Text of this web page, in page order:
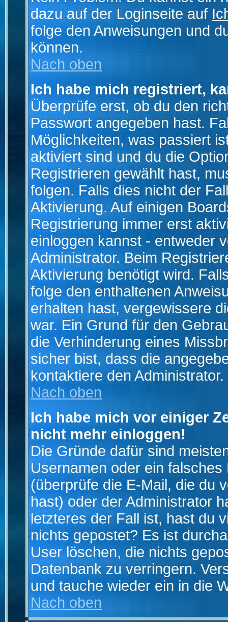
dazu auf der Loginseite auf
folge den Anweisungen und
können.
Nach oben
Ich habe mich registriert,
Überprüfe erst, ob du den
Passwort angegeben hast.
Möglichkeiten, was passiert
aktiviert sind und du die
Registrieren gewählt hast,
folgen. Falls dies nicht der
Aktivierung. Auf einigen
Registrierung immer erst
einloggen kannst - entweder
Administrator. Beim
Aktivierung benötigt wird.
folge den enthaltenen
erhalten hast, vergewissere
war. Ein Grund für den
die Verhinderung eines
sicher bist, dass die
kontaktiere den Administrator.
Nach oben
Ich habe mich vor einiger
nicht mehr einloggen!
Die Gründe dafür sind
Usernamen oder ein
(überprüfe die E-Mail, die du
hast) oder der Administrator
letzteres der Fall ist, hast du
nichts gepostet? Es ist
User löschen, die nichts
Datenbank zu verringern.
und tauche wieder ein in die
Nach oben